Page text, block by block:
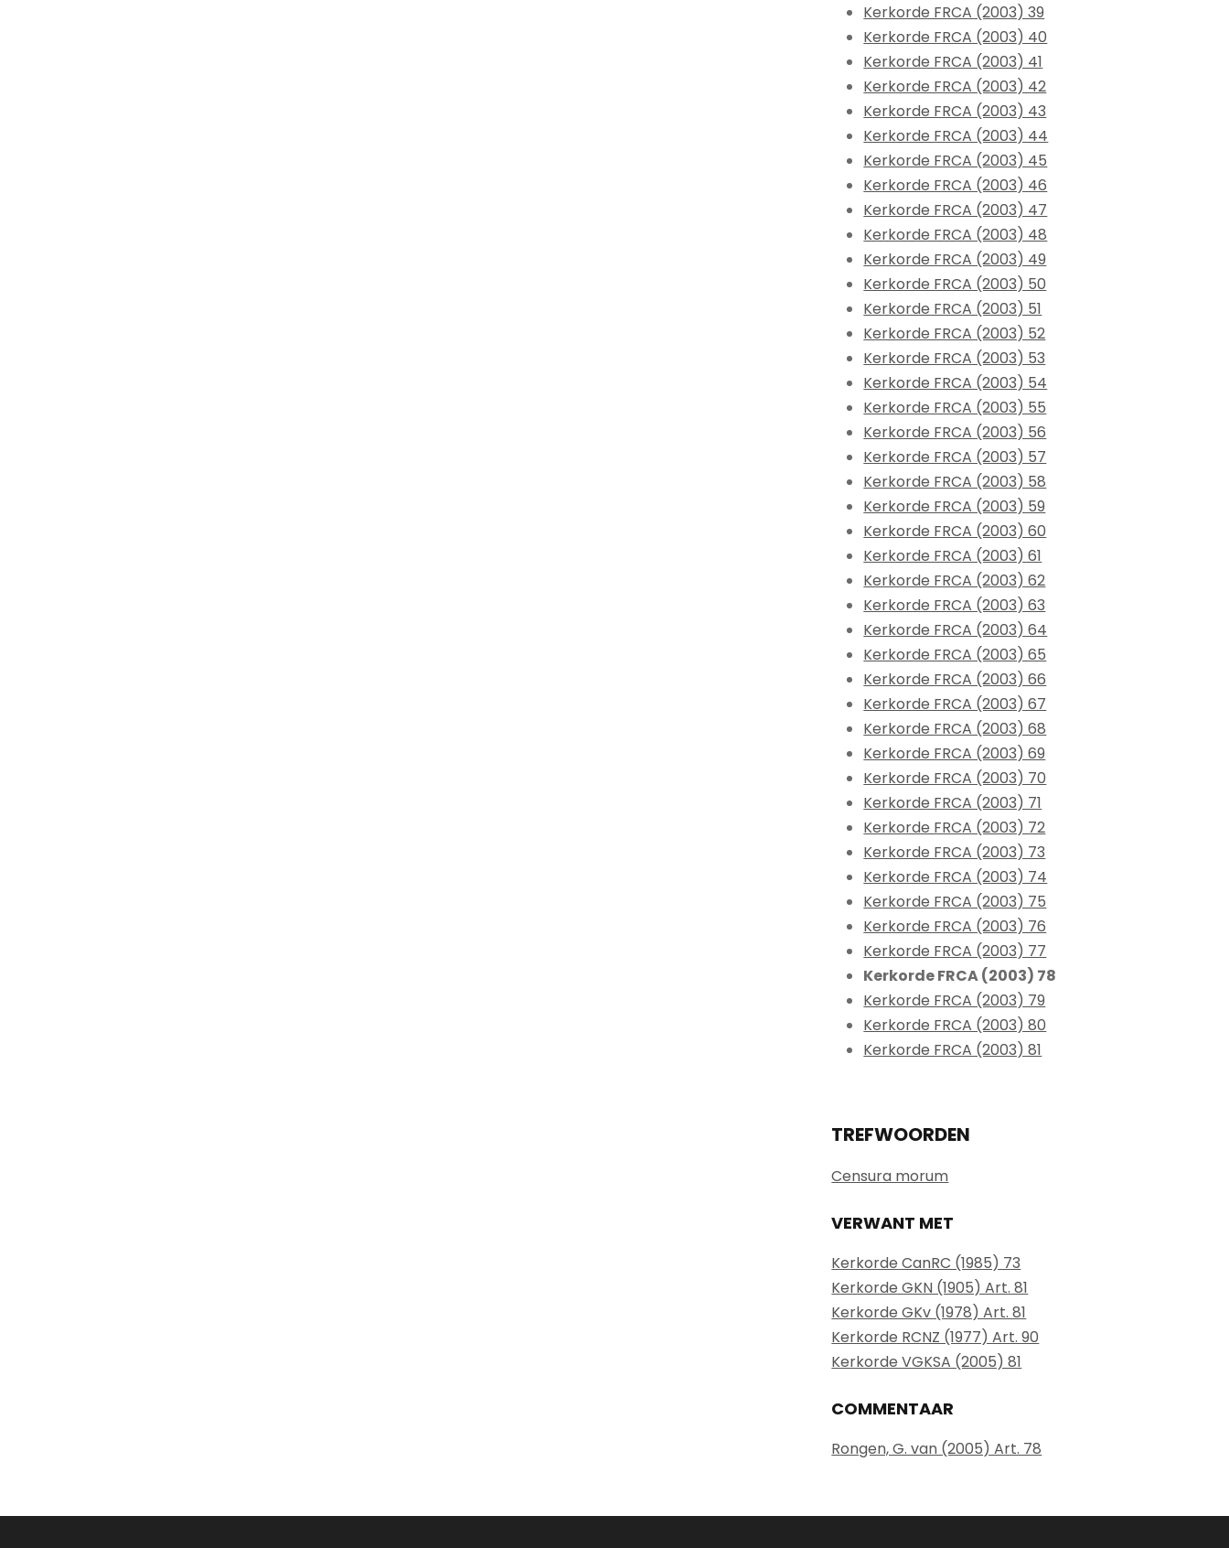
Kerkorde FRCA (2003) 39
Kerkorde FRCA (2003) 40
Kerkorde FRCA (2003) 41
Kerkorde FRCA (2003) 42
Kerkorde FRCA (2003) 43
Kerkorde FRCA (2003) 44
Kerkorde FRCA (2003) 45
Kerkorde FRCA (2003) 46
Kerkorde FRCA (2003) 47
Kerkorde FRCA (2003) 48
Kerkorde FRCA (2003) 49
Kerkorde FRCA (2003) 50
Kerkorde FRCA (2003) 51
Kerkorde FRCA (2003) 52
Kerkorde FRCA (2003) 53
Kerkorde FRCA (2003) 54
Kerkorde FRCA (2003) 55
Kerkorde FRCA (2003) 56
Kerkorde FRCA (2003) 57
Kerkorde FRCA (2003) 58
Kerkorde FRCA (2003) 59
Kerkorde FRCA (2003) 60
Kerkorde FRCA (2003) 61
Kerkorde FRCA (2003) 62
Kerkorde FRCA (2003) 63
Kerkorde FRCA (2003) 64
Kerkorde FRCA (2003) 65
Kerkorde FRCA (2003) 66
Kerkorde FRCA (2003) 67
Kerkorde FRCA (2003) 68
Kerkorde FRCA (2003) 69
Kerkorde FRCA (2003) 70
Kerkorde FRCA (2003) 71
Kerkorde FRCA (2003) 72
Kerkorde FRCA (2003) 73
Kerkorde FRCA (2003) 74
Kerkorde FRCA (2003) 75
Kerkorde FRCA (2003) 76
Kerkorde FRCA (2003) 77
Kerkorde FRCA (2003) 78
Kerkorde FRCA (2003) 79
Kerkorde FRCA (2003) 80
Kerkorde FRCA (2003) 81
TREFWOORDEN
Censura morum
VERWANT MET
Kerkorde CanRC (1985) 73
Kerkorde GKN (1905) Art. 81
Kerkorde GKv (1978) Art. 81
Kerkorde RCNZ (1977) Art. 90
Kerkorde VGKSA (2005) 81
COMMENTAAR
Rongen, G. van (2005) Art. 78